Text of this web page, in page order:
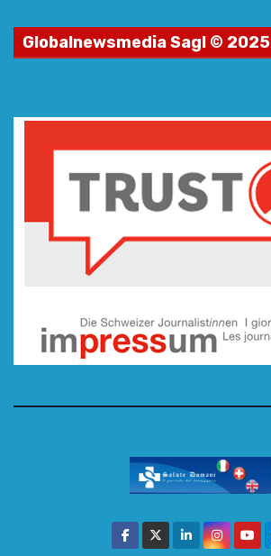
Globalnewsmedia Sagl © 2025